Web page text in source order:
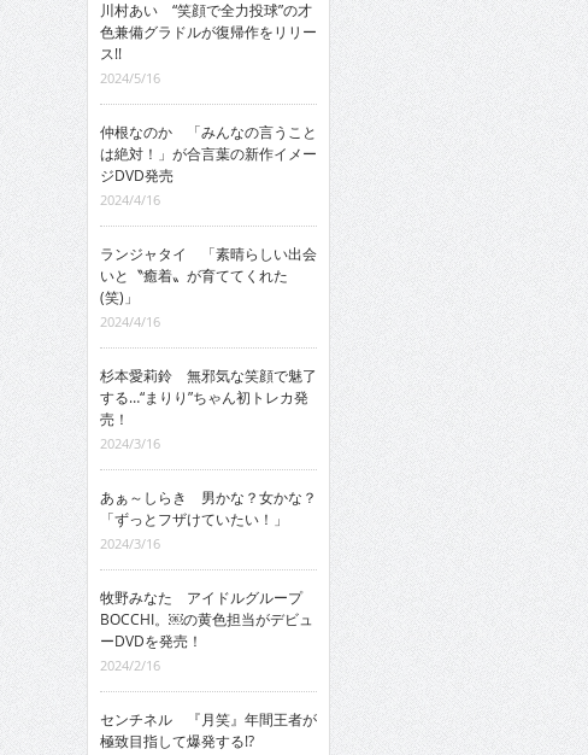
川村あい “笑顔で全力投球”の才
色兼備グラドルが復帰作をリリー
ス!!
2024/5/16
仲根なのか 「みんなの言うこと
は絶対！」が合言葉の新作イメー
ジDVD発売
2024/4/16
ランジャタイ 「素晴らしい出会
いと〝癒着〟が育ててくれた
(笑)」
2024/4/16
杉本愛莉鈴 無邪気な笑顔で魅了
する…“まりり”ちゃん初トレカ発
売！
2024/3/16
あぁ～しらき 男かな？女かな？
「ずっとフザけていたい！」
2024/3/16
牧野みなた アイドルグループ
BOCCHI。￼の黄色担当がデビュ
ーDVDを発売！
2024/2/16
センチネル 『月笑』年間王者が
極致目指して爆発する!?